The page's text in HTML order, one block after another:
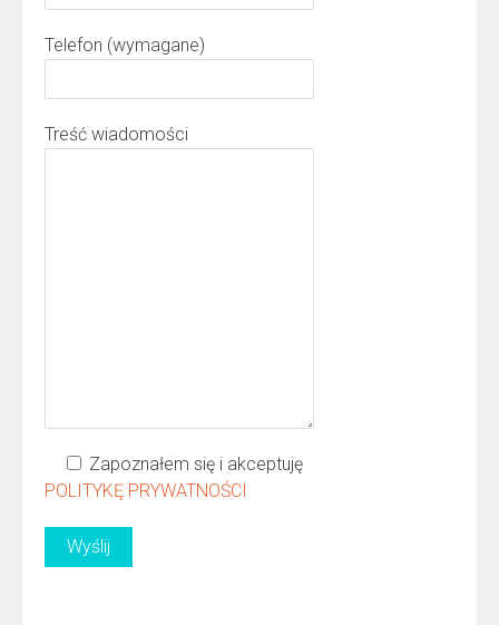
Telefon (wymagane)
Treść wiadomości
Zapoznałem się i akceptuję
POLITYKĘ PRYWATNOŚCI